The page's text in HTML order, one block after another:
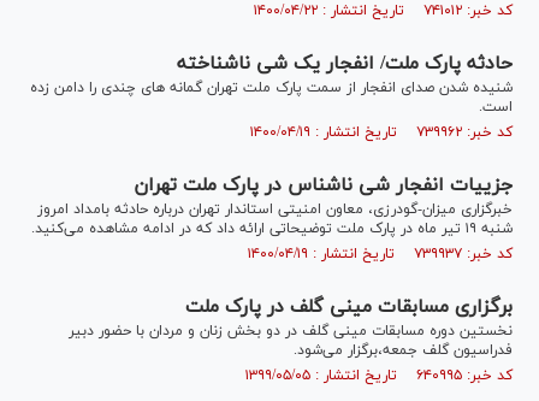
کد خبر: ۷۴۱۰۱۲ تاریخ انتشار : ۱۴۰۰/۰۴/۲۲
حادثه پارک ملت/ انفجار یک شی ناشناخته
شنیده شدن صدای انفجار از سمت پارک ملت تهران گمانه های چندی را دامن زده
است.
کد خبر: ۷۳۹۹۶۲ تاریخ انتشار : ۱۴۰۰/۰۴/۱۹
جزییات انفجار شی ناشناس در پارک ملت تهران
خبرگزاری میزان-گودرزی، معاون امنیتی استاندار تهران درباره حادثه بامداد امروز
شنبه ۱۹ تیر ماه در پارک ملت توضیحاتی ارائه داد که در ادامه مشاهده می‌کنید.
کد خبر: ۷۳۹۹۳۷ تاریخ انتشار : ۱۴۰۰/۰۴/۱۹
برگزاری مسابقات مینی گلف در پارک ملت
نخستین دوره مسابقات مینی گلف در دو بخش زنان و مردان با حضور دبیر
فدراسیون گلف جمعه،برگزار می‌شود.
کد خبر: ۶۴۰۹۹۵ تاریخ انتشار : ۱۳۹۹/۰۵/۰۵